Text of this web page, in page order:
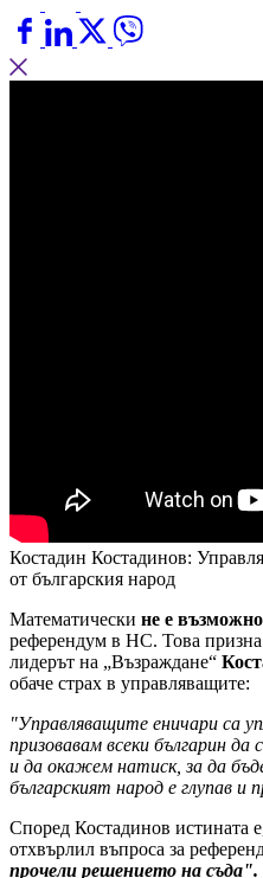
Костадин Костадинов:
от българския народ
Математически не е възможно
референдум в НС. Това
лидерът на „Възраждане“
обаче страх в управляващите:
"Управляващите еничари са
призовавам всеки българин
и да окажем натиск, за да
българският народ е глупав и
Според Костадинов истината
отхвърлил въпроса за
прочели решението на съда".